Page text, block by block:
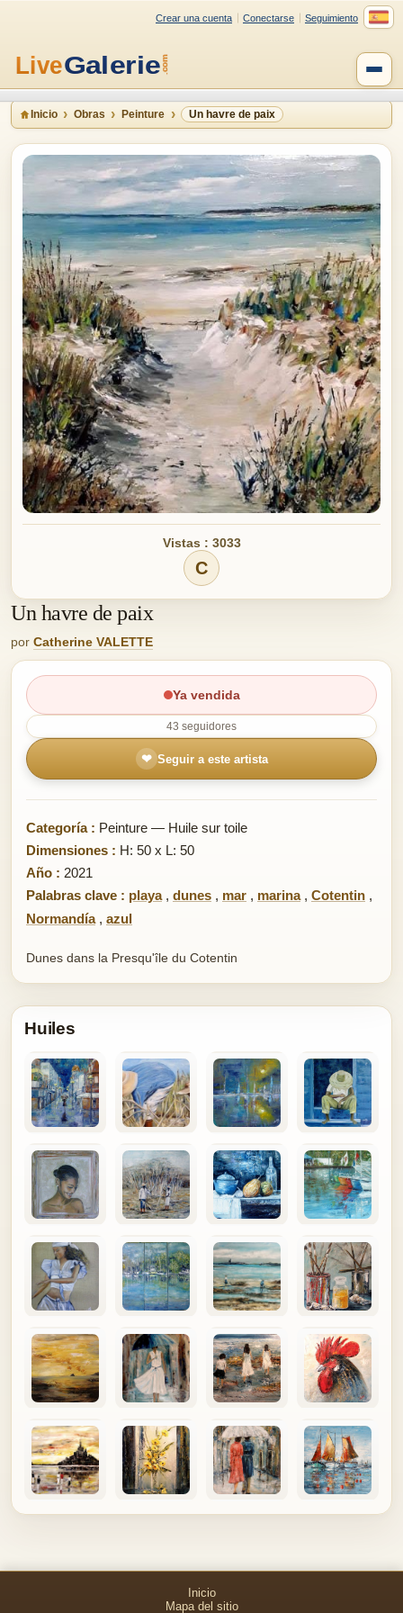
Crear una cuenta Conectarse Seguimiento
Inicio Obras Peinture Un havre de paix
Vistas : 3033
C
Un havre de paix
por Catherine VALETTE
Ya vendida
43 seguidores
❤ Seguir a este artista
Categoría : Peinture — Huile sur toile
Dimensiones : H: 50 x L: 50
Año : 2021
Palabras clave : playa, dunes , mar , marina, Cotentin ,
Normandía, azul
Dunes dans la Presqu'île du Cotentin
Huiles
Inicio
Mapa del sitio